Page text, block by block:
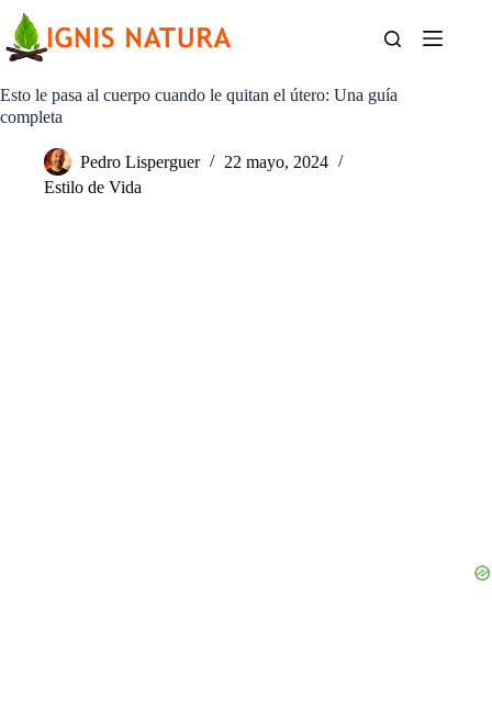
contenido
Esto le pasa al cuerpo cuando le quitan el útero: Una guía
completa
Pedro Lisperguer
22 mayo, 2024
Estilo de Vida